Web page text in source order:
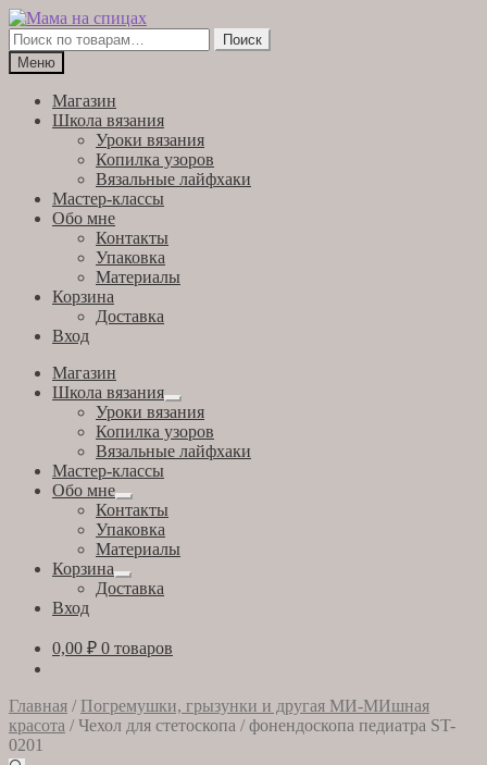
Перейти
к
навигации
Перейти
к
содержимому
Искать:
Поиск
Меню
Магазин
Школа вязания
Уроки вязания
Копилка узоров
Вязальные лайфхаки
Мастер-классы
Обо мне
Контакты
Упаковка
Материалы
Корзина
Доставка
Вход
Магазин
Школа вязания
Развернутое
вложенное
меню
Уроки вязания
Копилка узоров
Вязальные лайфхаки
Мастер-классы
Обо мне
Развернутое
вложенное
меню
Контакты
Упаковка
Материалы
Корзина
Развернутое
вложенное
Доставка
Вход
0,00 ₽ 0 товаров
Главная / Погремушки, грызунки и другая МИ-МИшная
красота /Чехол для стетоскопа / фонендоскопа педиатра ST-
0201